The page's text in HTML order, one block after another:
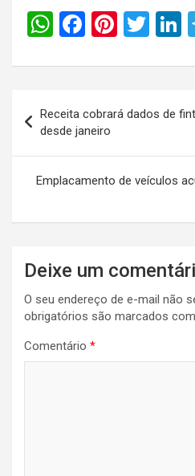
W
at
A
p
p
F
ce
b
o
o
k
Pi
er
es
t
T
tt
er dI
n
de
Post
Receita cobrará dados de
desde janeiro
Emplacamento de veículos
Deixe um
O seu endereço de e-mail não
obrigatórios são marcados com
Comentário *